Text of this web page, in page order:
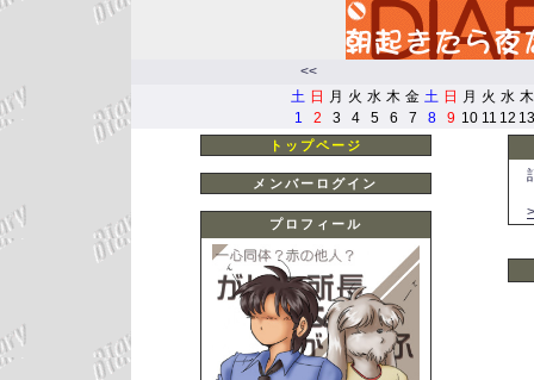
<<
土 日 月 火 水 木 金 土 日 月 火 水 木
1
2 3 4 5 6 7 8 9 10 11 12 13
トップページ
メンバーログイン
プロフィール